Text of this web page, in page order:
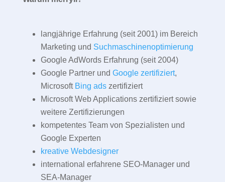
langjährige Erfahrung (seit 2001) im Bereich
Marketing und Suchmaschinenoptimierung
Google AdWords Erfahrung (seit 2004)
Google Partner und Google zertifiziert,
Microsoft Bing adszertifiziert
Microsoft Web Applications zertifiziert sowie
weitere Zertifizierungen
kompetentes Team von Spezialisten und
Google Experten
kreative Webdesigner
international erfahrene SEO-Manager und
SEA-Manager